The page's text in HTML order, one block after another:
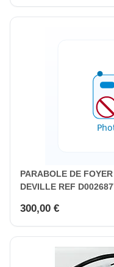
PARABOLE DE
DEVILLE REF
300,00 €